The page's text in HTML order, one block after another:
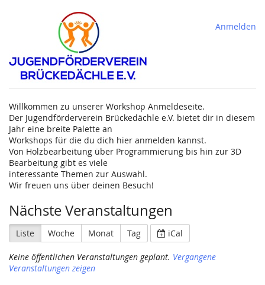
Anmelden
Willkommen zu unserer Workshop Anmeldeseite.
Der Jugendförderverein Brückedächle e.V. bietet dir in diesem
Jahr eine breite Palette an
Workshops für die du dich hier anmelden kannst.
Von Holzbearbeitung über Programmierung bis hin zur 3D
Bearbeitung gibt es viele
interessante Themen zur Auswahl.
Wir freuen uns über deinen Besuch!
Nächste Veranstaltungen
Liste Woche Monat Tag iCal
Keine öffentlichen Veranstaltungen geplant. Vergangene
Veranstaltungen zeigen